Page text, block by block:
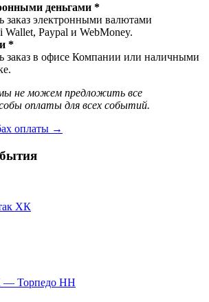
деньгами *
заказ электронными валютами
Paypal и WebMoney.
*
заказ в офисе Компании или наличными
не можем предложить все
оплаты для всех событий.
оплаты →
ХК
— Торпедо НН